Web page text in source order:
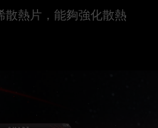
散熱片，能夠強化散熱